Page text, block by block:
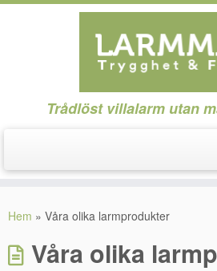
till
Trådlöst villalarm utan
Hem » Våra olika larmprodukter
Våra olika